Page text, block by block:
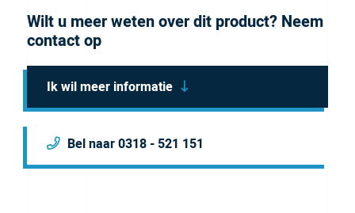
Wilt u meer weten over dit product? Neem
contact op
Ik wil meer informatie
Bel naar 0318 - 521 151